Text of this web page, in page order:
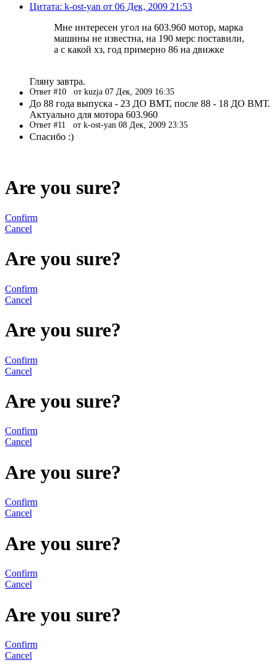
Цитата: k-ost-yan от 06 Дек, 2009 21:53
Мне интересен угол на 603.960 мотор, марка
машины не известна, на 190 мерс поставили,
а с какой хз, год примерно 86 на движке
Гляну завтра.
Ответ #10 от kuzja 07 Дек, 2009 16:35
До 88 года выпуска - 23 ДО ВМТ, после 88 - 18 ДО ВМТ.
Актуально для мотора 603.960
Ответ #11 от k-ost-yan 08 Дек, 2009 23:35
Спасибо :)
Are you sure?
Confirm
Cancel
Are you sure?
Confirm
Cancel
Are you sure?
Confirm
Cancel
Are you sure?
Confirm
Cancel
Are you sure?
Confirm
Cancel
Are you sure?
Confirm
Cancel
Are you sure?
Confirm
Cancel